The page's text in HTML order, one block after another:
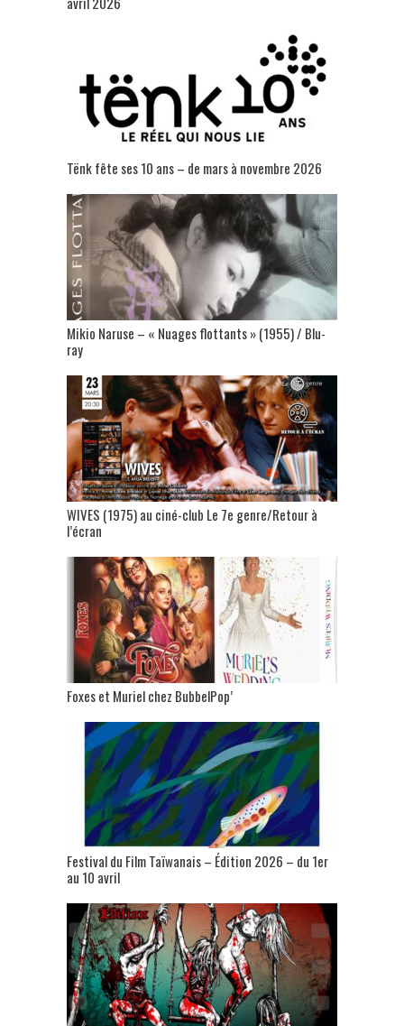
Tënk fête ses 10 ans – de mars à novembre 2026
Mikio Naruse – « Nuages flottants » (1955) / Blu-
ray
WIVES (1975) au ciné-club Le 7e genre/Retour à
l’écran
Foxes et Muriel chez BubbelPop’
Festival du Film Taïwanais – Édition 2026 – du 1er
au 10 avril